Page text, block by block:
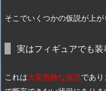
そこでいくつかの仮説が上が
実はフィギュアでも
これは大変危険な仮説であ